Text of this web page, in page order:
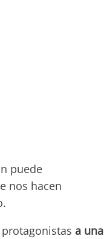
puede
nos hacen
a una